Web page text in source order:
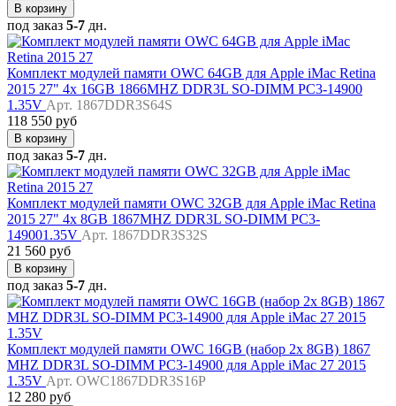
В корзину
под заказ 5-7 дн.
Комплект модулей памяти OWC 64GB для Apple iMac Retina
2015 27" 4x 16GB 1866MHZ DDR3L SO-DIMM PC3-14900
1.35V Арт. 1867DDR3S64S
118 550 руб
В корзину
под заказ 5-7 дн.
Комплект модулей памяти OWC 32GB для Apple iMac Retina
2015 27" 4x 8GB 1867MHZ DDR3L SO-DIMM PC3-
149001.35V Арт. 1867DDR3S32S
21 560 руб
В корзину
под заказ 5-7 дн.
Комплект модулей памяти OWC 16GB (набор 2x 8GB) 1867
MHZ DDR3L SO-DIMM PC3-14900 для Apple iMac 27 2015
1.35V Арт. OWC1867DDR3S16P
12 280 руб